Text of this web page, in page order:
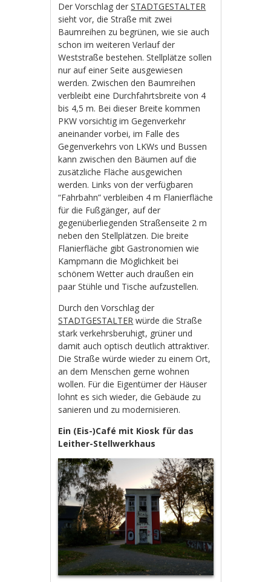
Der Vorschlag derSTADTGESTALTER
sieht vor, die Straße mit zwei
Baumreihen zu begrünen, wie sie auch
schon im weiteren Verlauf der
Weststraße bestehen. Stellplätze sollen
nur auf einer Seite ausgewiesen
werden. Zwischen den Baumreihen
verbleibt eine Durchfahrtsbreite von 4
bis 4,5 m. Bei dieser Breite kommen
PKW vorsichtig im Gegenverkehr
aneinander vorbei, im Falle des
Gegenverkehrs von LKWs und Bussen
kann zwischen den Bäumen auf die
zusätzliche Fläche ausgewichen
werden. Links von der verfügbaren
“Fahrbahn” verbleiben 4 m Flanierfläche
für die Fußgänger, auf der
gegenüberliegenden Straßenseite 2 m
neben den Stellplätzen. Die breite
Flanierfläche gibt Gastronomien wie
Kampmann die Möglichkeit bei
schönem Wetter auch draußen ein
paar Stühle und Tische aufzustellen.
Durch den Vorschlag der
STADTGESTALTER würde die Straße
stark verkehrsberuhigt, grüner und
damit auch optisch deutlich attraktiver.
Die Straße würde wieder zu einem Ort,
an dem Menschen gerne wohnen
wollen. Für die Eigentümer der Häuser
lohnt es sich wieder, die Gebäude zu
sanieren und zu modernisieren.
Ein (Eis-)Café mit Kiosk für das
Leither-Stellwerkhaus